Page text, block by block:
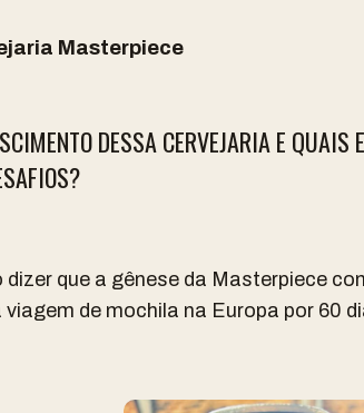
Masterpiece
DESSA CERVEJARIA E
dizer que a gênese da Masterpiece
de mochila na Europa por 60